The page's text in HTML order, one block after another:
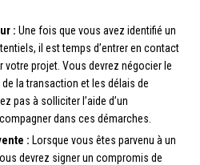
: Une fois que vous avez identifié un
il est temps d’entrer en contact
votre projet. Vous devrez négocier le
la transaction et les délais de
pas à solliciter l’aide d’un
dans ces démarches.
: Lorsque vous êtes parvenu à un
devrez signer un compromis de